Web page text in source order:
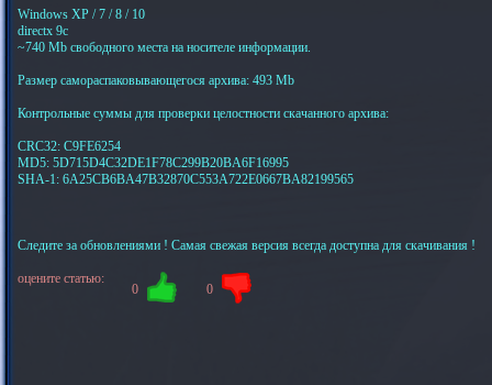
Windows XP / 7 / 8 / 10
directx 9c
~740 Mb свободного места на носителе информации.
Размер самораспаковывающегося архива: 493 Mb
Контрольные суммы для проверки целостности скачанного архива:
CRC32: C9FE6254
MD5: 5D715D4C32DE1F78C299B20BA6F16995
SHA-1: 6A25CB6BA47B32870C553A722E0667BA82199565
Следите за обновлениями ! Самая свежая версия всегда доступна для скачивания !
оцените статью:
0 0